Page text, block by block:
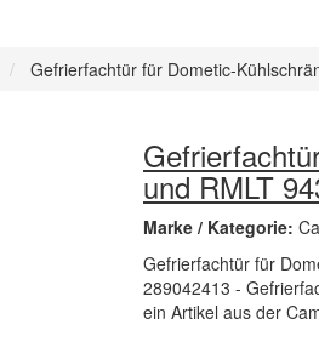
Gefrierfachtür für Dometic-
und RMLT
Marke / Kategorie:
Gefrierfachtür für
289042413 -
ein Artikel aus der